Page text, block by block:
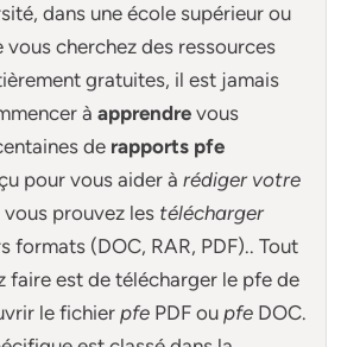
dans une école supérieur ou
vous cherchez des ressources
gratuites, il est jamais
àapprendre vous
de rapports pfe
pourvous aider àrédiger votre
vous prouvez les télécharger
formats (DOC, RAR, PDF).. Tout
faire est de télécharger le pfe de
le fichierpfe PDF oupfe DOC.